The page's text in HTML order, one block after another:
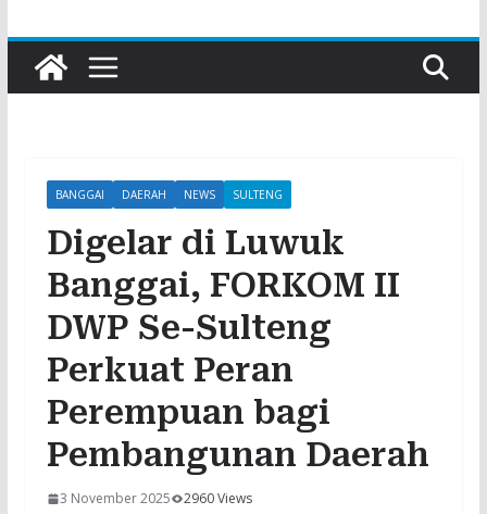
BANGGAI DAERAH NEWS SULTENG
Digelar di Luwuk
Banggai, FORKOM II
DWP Se-Sulteng
Perkuat Peran
Perempuan bagi
Pembangunan Daerah
3 November 2025 2960 Views